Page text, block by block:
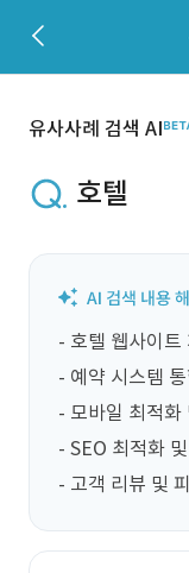
유사사례 검색 AI
호텔
- 호텔 웹사이트
- 예약 시스템
- 모바일 최적화
- SEO 최적화
- 고객 리뷰 및